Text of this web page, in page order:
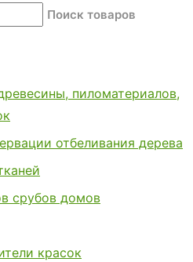
Поиск товаров
пиломатериалов,
отбеливания дерева
срубов домов
красок